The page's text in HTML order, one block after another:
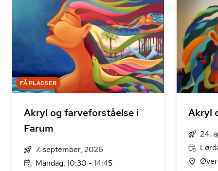
FÅ PLADSER
Akryl og farveforståelse i
Farum
7. september, 2026
Mandag, 10:30 - 14:45
Akryl
24.